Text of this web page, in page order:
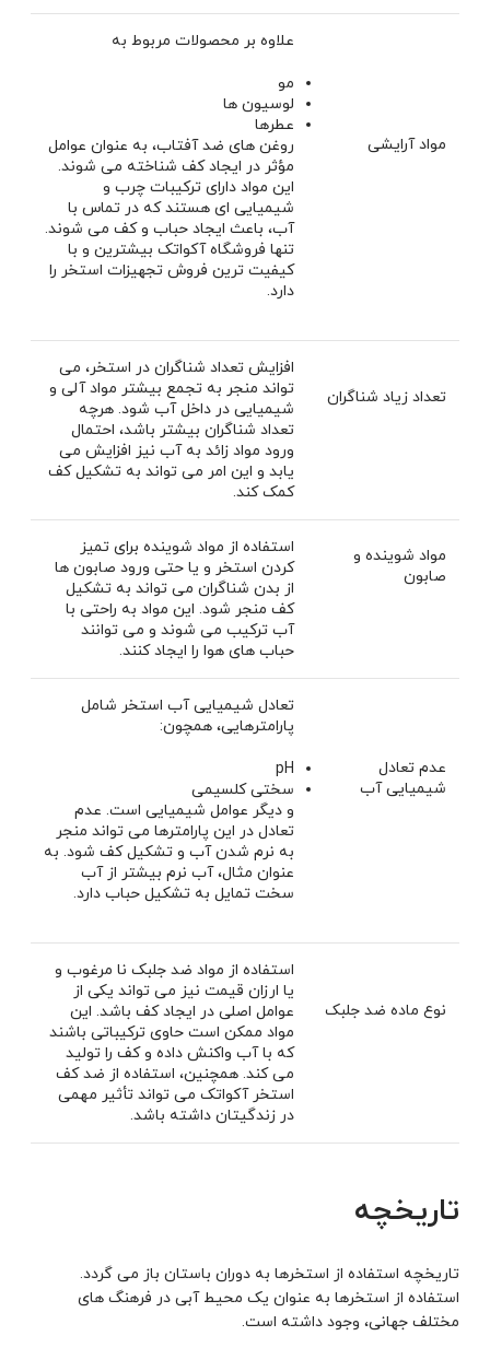
مواد آرایشی
علاوه بر محصولات مربوط به
مو
لوسیون ها
عطرها
روغن های ضد آفتاب، به عنوان عوامل
مؤثر در ایجاد کف شناخته می شوند.
این مواد دارای ترکیبات چرب و
شیمیایی ای هستند که در تماس با
آب، باعث ایجاد حباب و کف می شوند.
تنها فروشگاه آکواتک بیشترین و با
کیفیت ترین فروش تجهیزات استخر را
دارد.
تعداد زیاد شناگران
افزایش تعداد شناگران در استخر، می
تواند منجر به تجمع بیشتر مواد آلی و
شیمیایی در داخل آب شود. هرچه
تعداد شناگران بیشتر باشد، احتمال
ورود مواد زائد به آب نیز افزایش می
یابد و این امر می ‌تواند به تشکیل کف
کمک کند.
مواد شوینده و
صابون
استفاده از مواد شوینده برای تمیز
کردن استخر و یا حتی ورود صابون ها
از بدن شناگران می تواند به تشکیل
کف منجر شود. این مواد به راحتی با
آب ترکیب می شوند و می توانند
حباب های هوا را ایجاد ‌کنند.
عدم تعادل
شیمیایی آب
تعادل شیمیایی آب استخر شامل
پارامترهایی، همچون:
pH
سختی کلسیمی
و دیگر عوامل شیمیایی است. عدم
تعادل در این پارامترها می تواند منجر
به نرم شدن آب و تشکیل کف شود. به
عنوان مثال، آب نرم بیشتر از آب
سخت تمایل به تشکیل حباب دارد.
نوع ماده ضد جلبک
استفاده از مواد ضد جلبک نا مرغوب و
یا ارزان قیمت نیز می تواند یکی از
عوامل اصلی در ایجاد کف باشد. این
مواد ممکن است حاوی ترکیباتی باشند
که با آب واکنش داده و کف را تولید
می کند. همچنین، استفاده از ضد کف
استخر آکواتک می تواند تأثیر مهمی
در زندگیتان داشته باشد.
تاریخچه
تاریخچه استفاده از استخرها به دوران باستان باز می گردد.
استفاده از استخرها به عنوان یک محیط آبی در فرهنگ های
مختلف جهانی، وجود داشته است.